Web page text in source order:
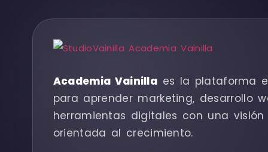
Academia Vainilla es la plataforma
para aprender marketing, desarrollo
herramientas digitales con una
orientada al crecimiento.